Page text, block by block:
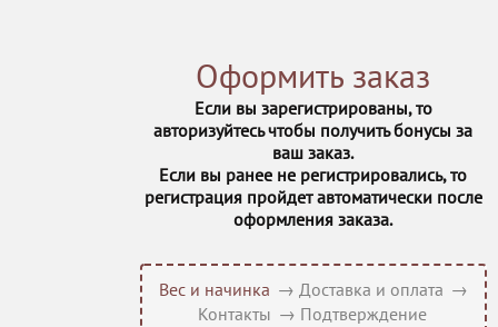
9 Островов
отдельно.
Торт на эскизе оформлен в
кремовом покрытии.
Оформить заказ
Если вы зарегистрированы, то
авторизуйтесь чтобы получить бонусы за
ваш заказ.
Если вы ранее не регистрировались, то
регистрация пройдет автоматически после
оформления заказа.
Вес и начинка → Доставка и оплата →
Контакты → Подтверждение